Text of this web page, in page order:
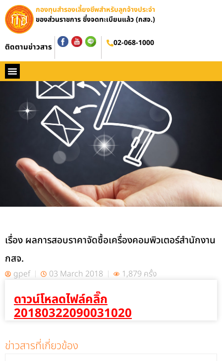
กองทุนสำรองเลี้ยงชีพสำหรับลูกจ้างประจำ
ของส่วนราชการ ซึ่งจดทะเบียนแล้ว (กสจ.)
ติดตามข่าวสาร 02-068-1000
เรื่อง ผลการสอบราคาจัดซื้อเครื่องคอมพิวเตอร์สำนักงาน
กสจ.
gpef 03 March 2018 1,879 ครั้ง
ดาวน์โหลดไฟล์คลิ๊ก
20180322090031020
ข่าวสารที่เกี่ยวข้อง